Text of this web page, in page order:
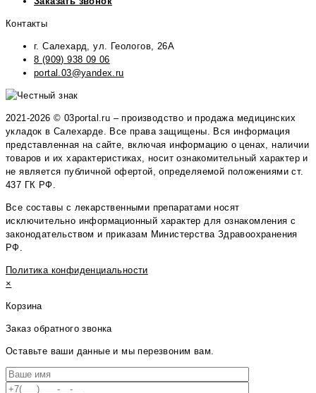
Контакты
г. Салехард, ул. Геологов, 26А
8 (909) 938 09 06
portal.03@yandex.ru
2021-2026 © 03portal.ru – производство и продажа медицинских
укладок в Салехарде. Все права защищены. Вся информация
представленная на сайте, включая информацию о ценах, наличии
товаров и их характеристиках, носит ознакомительный характер и
не является публичной офертой, определяемой положениями ст.
437 ГК РФ.
Все составы с лекарственными препаратами носят
исключительно информационный характер для ознакомления с
законодательством и приказам Министерства Здравоохранения
РФ.
Политика конфиденциальности
×
Корзина
Заказ обратного звонка
Оставьте ваши данные и мы перезвоним вам.